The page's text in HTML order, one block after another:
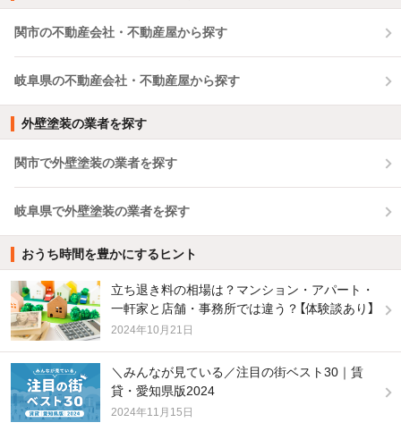
関市の不動産会社・不動産屋から探す
岐阜県の不動産会社・不動産屋から探す
外壁塗装の業者を探す
関市で外壁塗装の業者を探す
岐阜県で外壁塗装の業者を探す
おうち時間を豊かにするヒント
立ち退き料の相場は？マンション・アパート・
一軒家と店舗・事務所では違う？【体験談あり】
2024年10月21日
＼みんなが見ている／注目の街ベスト30｜賃
貸・愛知県版2024
2024年11月15日